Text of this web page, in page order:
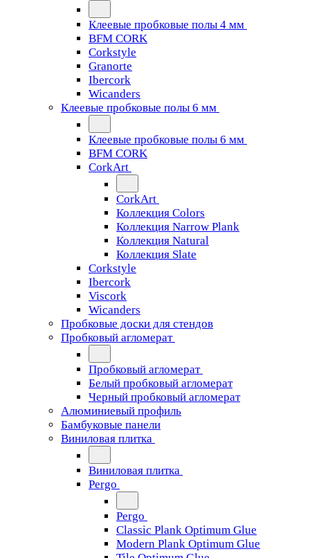
Клеевые пробковые полы 4 мм
BFM CORK
Corkstyle
Granorte
Ibercork
Wicanders
Клеевые пробковые полы 6 мм
Клеевые пробковые полы 6 мм
BFM CORK
CorkArt
CorkArt
Коллекция Colors
Коллекция Narrow Plank
Коллекция Natural
Коллекция Slate
Corkstyle
Ibercork
Viscork
Wicanders
Пробковые доски для стендов
Пробковый агломерат
Пробковый агломерат
Белый пробковый агломерат
Черный пробковый агломерат
Алюминиевый профиль
Бамбуковые панели
Виниловая плитка
Виниловая плитка
Pergo
Pergo
Classic Plank Optimum Glue
Modern Plank Optimum Glue